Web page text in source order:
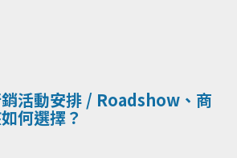
活動安排 / Roadshow、商
何選擇？